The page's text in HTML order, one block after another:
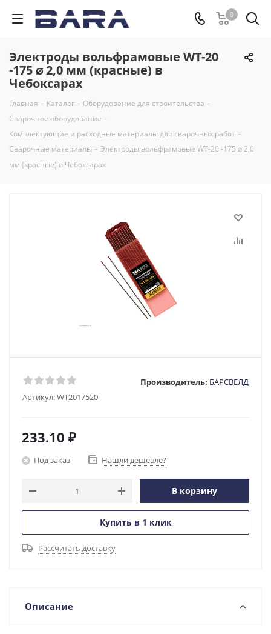
0
Электроды вольфрамовые WT-20
-175 ⌀ 2,0 мм (красные) в
Чебоксарах
Главная - Каталог - Оборудование для строительства -
Сварочное оборудование -
Комплектующие и расходные материалы для сварочных работ -
Сварочные материалы - Электроды вольфрамовые WT-20 -175 ⌀ 2,0
мм (красные) в Чебоксарах
Артикул:WT2017520
Производитель: БАРСВЕЛД
233.10 ₽
Под заказ Нашли дешевле?
В корзину
Купить в 1 клик
Рассчитать доставку
Описание